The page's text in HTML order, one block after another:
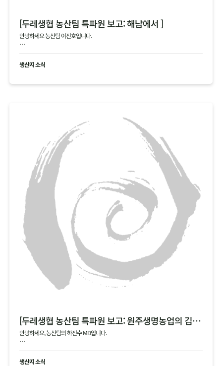
[두레생협 농산팀 특파원 보고: 해남에서 ]
안녕하세요 농산팀 이진호입니다.
해남의 4, 5차 김장 작황에 대한 생생한 정보를 전해드립니다.
생산지 소식
[두레생협 농산팀 특파원 보고: 원주생명농업의 김장 통배추]
안녕하세요, 농산팀의 하진수 MD입니다.
오늘은 제가 김장 시즌의 숨은 주역, 원주생명농업(강원도 정선)을 직접 다녀온 특파원
으로서 감동과 진심을 담아 소식을 전해드립니다!
생산지 소식